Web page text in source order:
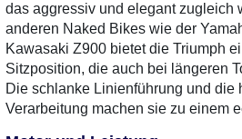
das aggressiv und elegant zugleich
anderen Naked Bikes wie der
Kawasaki Z900 bietet die Triumph
Sitzposition, die auch bei längeren
Die schlanke Linienführung und die
Verarbeitung machen sie zu einem